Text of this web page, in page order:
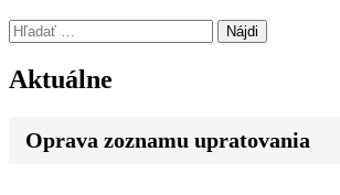
Hľadať:
Aktuálne
Oprava zoznamu upratovania